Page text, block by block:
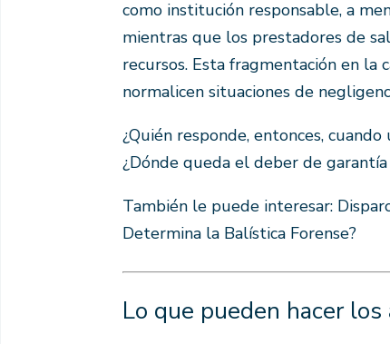
como institución responsable, a
mientras que los prestadores de
recursos. Esta fragmentación en la
normalicen situaciones de
¿Quién responde, entonces,
¿Dónde queda el deber de
También le puede interesar:
Determina la Balística Forense?
Lo que pueden hacer